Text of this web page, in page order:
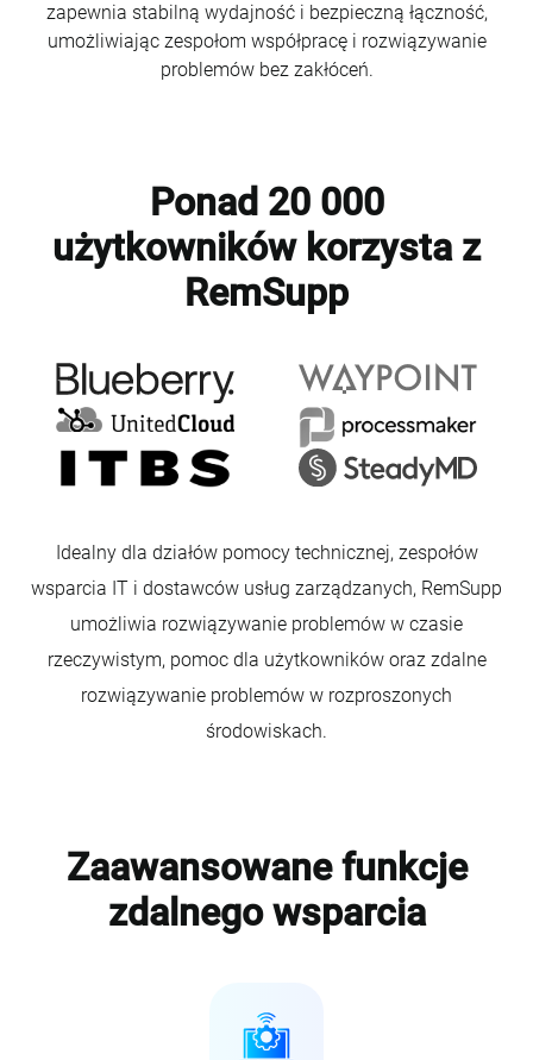
zapewnia stabilną wydajność i bezpieczną łączność,
umożliwiając zespołom współpracę i rozwiązywanie
problemów bez zakłóceń.
Ponad 20 000
użytkowników korzysta z
RemSupp
Idealny dla działów pomocy technicznej, zespołów
wsparcia IT i dostawców usług zarządzanych, RemSupp
umożliwia rozwiązywanie problemów w czasie
rzeczywistym, pomoc dla użytkowników oraz zdalne
rozwiązywanie problemów w rozproszonych
środowiskach.
Zaawansowane funkcje
zdalnego wsparcia